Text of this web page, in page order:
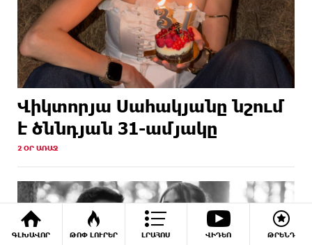
ԳԼԽԱՎՈՐ ԹՈՓ ԼՈՒՐԵՐ ԼՐԱՀՈՍ ՎԻԴԵՈ ԹՐԵՆԴ
Վիկտորյա Սահակյանը նշում
է ծննդյան 31-ամյակը
2 ՕՐ ԱՌԱՋ